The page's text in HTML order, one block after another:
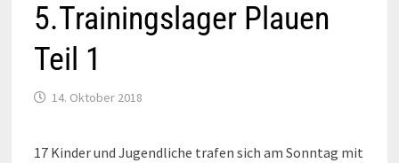
5.Trainingslager Plauen
Teil 1
14. Oktober 2018
17 Kinder und Jugendliche trafen sich am Sonntag mit